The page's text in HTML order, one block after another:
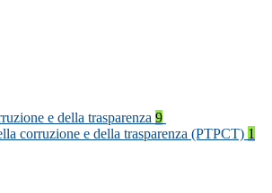
e della trasparenza 9
corruzione e della trasparenza (PTPCT) 1